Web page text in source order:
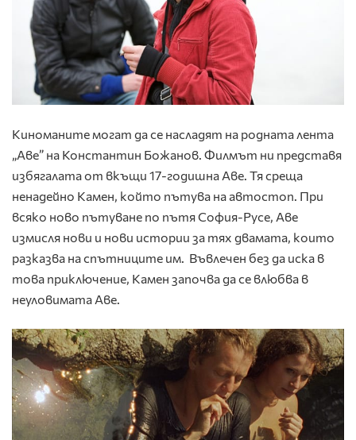
Киноманите могат да се насладят на родната лента
„Аве” на Константин Божанов. Филмът ни представя
избягалата от вкъщи 17-годишна Аве. Тя среща
ненадейно Камен, който пътува на автостоп. При
всяко ново пътуване по пътя София-Русе, Аве
измисля нови и нови истории за тях двамата, които
разказва на спътниците им. Въвлечен без да иска в
това приключение, Камен започва да се влюбва в
неуловимата Аве.